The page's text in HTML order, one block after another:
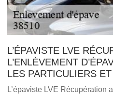
L’ÉPAVISTE LVE
L’ENLÈVEMENT
LES PARTICULIERS
L’épaviste LVE Récupération